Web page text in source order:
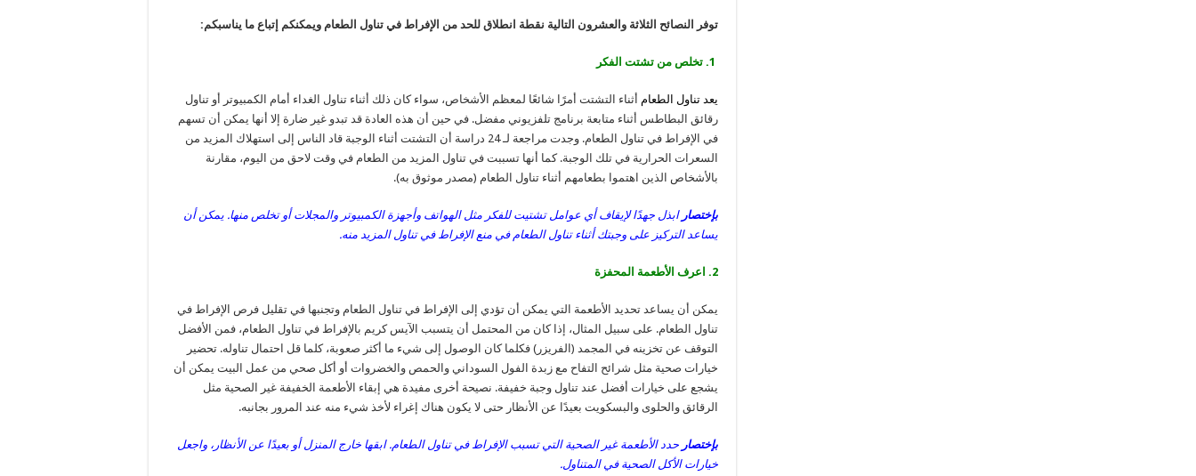
توفر النصائح الثلاثة والعشرون التالية نقطة انطلاق للحد من الإفراط في تناول الطعام ويمكنكم إتباع ما يناسبكم:
يعد تناول الطعام أثناء التشتت أمرًا شائعًا لمعظم الأشخاص، سواء كان ذلك أثناء تناول الغداء أمام الكمبيوتر أو تناول
رقائق البطاطس أثناء متابعة برنامج تلفزيوني مفضل. في حين أن هذه العادة قد تبدو غير ضارة إلا أنها يمكن أن تسهم
في الإفراط في تناول الطعام. وجدت مراجعة لـ 24 دراسة أن التشتت أثناء الوجبة قاد الناس إلى استهلاك المزيد من
السعرات الحرارية في تلك الوجبة. كما أنها تسببت في تناول المزيد من الطعام في وقت لاحق من اليوم، مقارنة
بالأشخاص الذين اهتموا بطعامهم أثناء تناول الطعام (مصدر موثوق به).
بإختصار ابذل جهدًا لإيقاف أي عوامل تشتيت للفكر مثل الهواتف وأجهزة الكمبيوتر والمجلات أو تخلص منها. يمكن أن
يساعد التركيز على وجبتك أثناء تناول الطعام في منع الإفراط في تناول المزيد منه.
2. اعرف الأطعمة المحفزة
يمكن أن يساعد تحديد الأطعمة التي يمكن أن تؤدي إلى الإفراط في تناول الطعام وتجنبها في تقليل فرص الإفراط في
تناول الطعام. على سبيل المثال، إذا كان من المحتمل أن يتسبب الآيس كريم بالإفراط في تناول الطعام، فمن الأفضل
التوقف عن تخزينه في المجمد (الفريزر) فكلما كان الوصول إلى شيء ما أكثر صعوبة، كلما قل احتمال تناوله. تحضير
خيارات صحية مثل شرائح التفاح مع زبدة الفول السوداني والحمص والخضروات أو أكل صحي من عمل البيت يمكن أن
يشجع على خيارات أفضل عند تناول وجبة خفيفة. نصيحة أخرى مفيدة هي إبقاء الأطعمة الخفيفة غير الصحية مثل
الرقائق والحلوى والبسكويت بعيدًا عن الأنظار حتى لا يكون هناك إغراء لأخذ شيء منه عند المرور بجانبه.
بإختصار حدد الأطعمة غير الصحية التي تسبب الإفراط في تناول الطعام. ابقها خارج المنزل أو بعيدًا عن الأنظار، واجعل
خيارات الأكل الصحية في المتناول.